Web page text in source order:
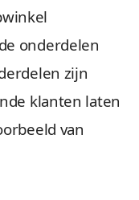
onderdelen
zijn
klanten laten
van